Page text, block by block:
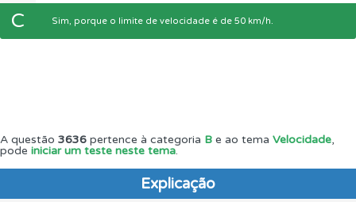
C Sim, porque o limite de velocidade é de 50 km/h.
A questão 3636 pertence à categoria B e ao tema Velocidade,
pode iniciar um teste neste tema.
Explicação